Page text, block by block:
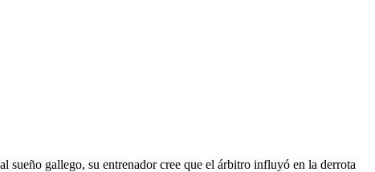
sueño gallego, su entrenador cree que el árbitro influyó en la derrota